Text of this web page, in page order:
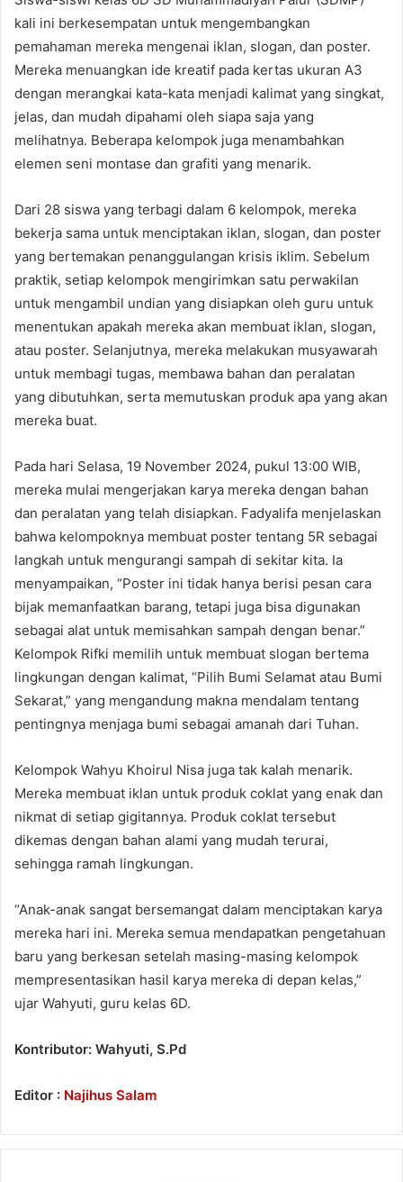
kali ini berkesempatan untuk mengembangkan
pemahaman mereka mengenai iklan, slogan, dan poster.
Mereka menuangkan ide kreatif pada kertas ukuran A3
dengan merangkai kata-kata menjadi kalimat yang singkat,
jelas, dan mudah dipahami oleh siapa saja yang
melihatnya. Beberapa kelompok juga menambahkan
elemen seni montase dan grafiti yang menarik.
Dari 28 siswa yang terbagi dalam 6 kelompok, mereka
bekerja sama untuk menciptakan iklan, slogan, dan poster
yang bertemakan penanggulangan krisis iklim. Sebelum
praktik, setiap kelompok mengirimkan satu perwakilan
untuk mengambil undian yang disiapkan oleh guru untuk
menentukan apakah mereka akan membuat iklan, slogan,
atau poster. Selanjutnya, mereka melakukan musyawarah
untuk membagi tugas, membawa bahan dan peralatan
yang dibutuhkan, serta memutuskan produk apa yang akan
mereka buat.
Pada hari Selasa, 19 November 2024, pukul 13:00 WIB,
mereka mulai mengerjakan karya mereka dengan bahan
dan peralatan yang telah disiapkan. Fadyalifa menjelaskan
bahwa kelompoknya membuat poster tentang 5R sebagai
langkah untuk mengurangi sampah di sekitar kita. Ia
menyampaikan, “Poster ini tidak hanya berisi pesan cara
bijak memanfaatkan barang, tetapi juga bisa digunakan
sebagai alat untuk memisahkan sampah dengan benar.”
Kelompok Rifki memilih untuk membuat slogan bertema
lingkungan dengan kalimat, “Pilih Bumi Selamat atau Bumi
Sekarat,” yang mengandung makna mendalam tentang
pentingnya menjaga bumi sebagai amanah dari Tuhan.
Kelompok Wahyu Khoirul Nisa juga tak kalah menarik.
Mereka membuat iklan untuk produk coklat yang enak dan
nikmat di setiap gigitannya. Produk coklat tersebut
dikemas dengan bahan alami yang mudah terurai,
sehingga ramah lingkungan.
“Anak-anak sangat bersemangat dalam menciptakan karya
mereka hari ini. Mereka semua mendapatkan pengetahuan
baru yang berkesan setelah masing-masing kelompok
mempresentasikan hasil karya mereka di depan kelas,”
ujar Wahyuti, guru kelas 6D.
Kontributor: Wahyuti, S.Pd
Editor : Najihus Salam